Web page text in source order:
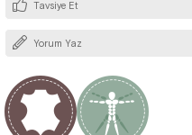
Tavsiye Et
Yorum Yaz